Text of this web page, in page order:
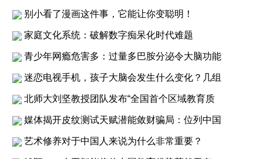
别小看了漫画这件事，它能让你变聪明！
家庭文化系统：破解数字痴呆化时代难题
青少年网瘾危害多：过量多巴胺分泌令大脑功能
迷恋电视手机，孩子大脑会发生什么变化？几组
北师大刘坚教授团队发布“全国首个区域教育质
媒体揭开皮纹测试天赋潜能敛财骗局：位列中国
艺术修养对于中国人来说为什么非常重要？